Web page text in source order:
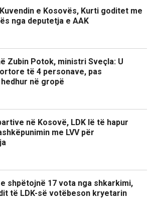
e Kosovës, Kurti goditet me
nga deputetja e AAK
Zubin Potok, ministri Sveçla: U
të 4 personave, pas
në gropë
në Kosovë, LDK lë të hapur
me LVV për
shpëtojnë 17 vota nga shkarkimi,
të LDK-së votëbeson kryetarin